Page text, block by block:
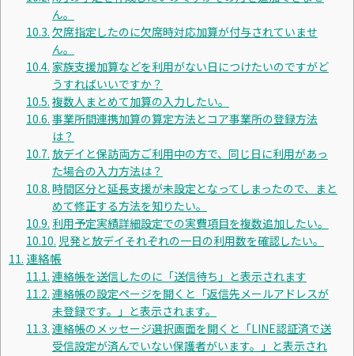
ん。
欠席指定したのに欠席時対応加算が付与されていませ
ん。
家族支援加算などを利用がない日につけたいのですがど
うすればいいですか？
複数人まとめて加算の入力したい。
事業所間連携加算の算定方法とコア事業所の登録方法
は？
放デイと保訪両方ご利用中の方で、同じ日に利用があっ
た場合の入力方法は？
時間区分と延長支援が未設定となってしまったので、まと
めて修正する方法を知りたい。
利用予定実績詳細設定での実費項目を複数追加したい。
児発と放デイそれぞれの一日の利用数を確認したい。
連絡帳
連絡帳を送信したのに「送信待ち」と表示されます
連絡帳の設定ページを開くと「返信先メールアドレスが
未登録です。」と表示されます。
連絡帳のメッセージ選択画面を開くと「LINE認証済で送
受信設定が済んでいない保護者がいます。」と表示され